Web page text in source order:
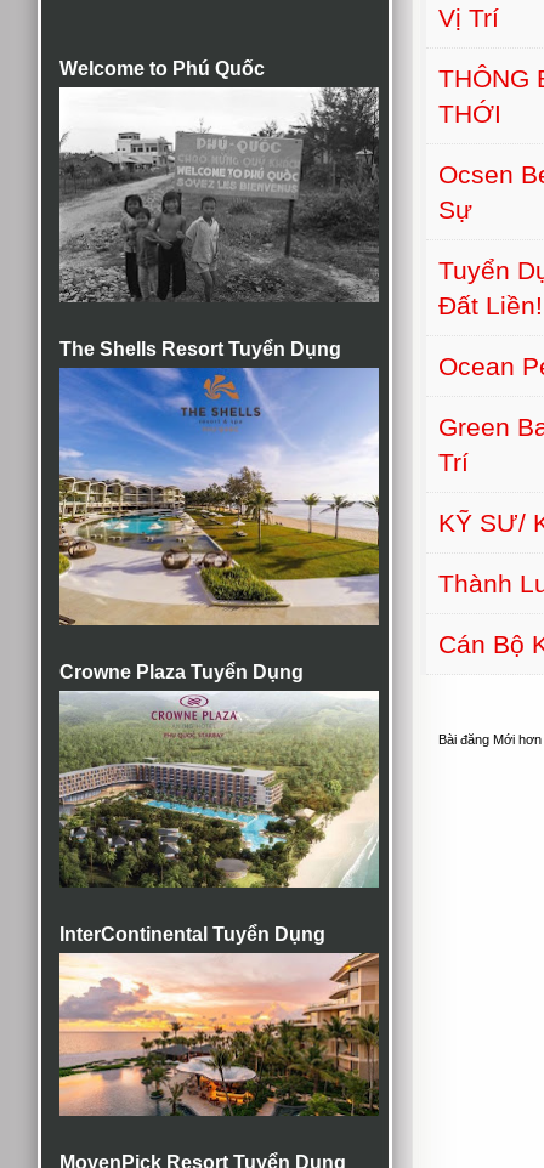
Welcome to Phú Quốc
The Shells Resort Tuyển Dụng
Crowne Plaza Tuyển Dụng
InterContinental Tuyển Dụng
MovenPick Resort Tuyển Dụng
Vị Trí
THÔNG
THỚI
Ocsen
Sự
Tuyển
Đất
Ocean
Green
Trí
KỸ SƯ/
Thành
Cán Bộ
Bài đăng Mới hơn